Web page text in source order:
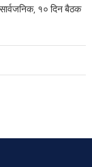
१० दिन बैठक